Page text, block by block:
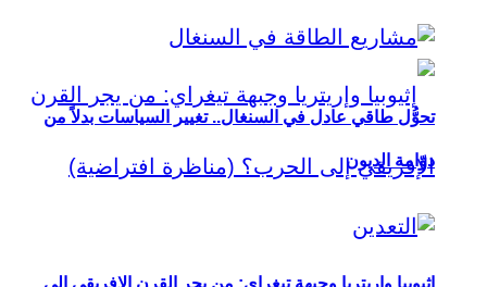
إثيوبيا وإريتريا وجبهة تيغراي: من يجر القرن الإفريقي إلى
تحوُّل طاقي عادل في السنغال.. تغيير السياسات بدلاً من
دوّامة الديون